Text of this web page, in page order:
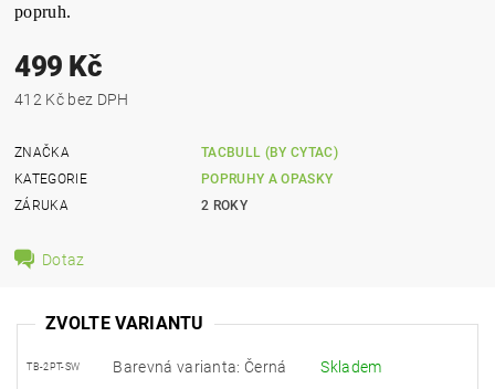
popruh.
499 Kč
412 Kč bez DPH
ZNAČKA
TACBULL (BY CYTAC)
KATEGORIE
POPRUHY A OPASKY
ZÁRUKA
2 ROKY
Dotaz
ZVOLTE VARIANTU
TB-2PT-SW Barevná varianta: Černá Skladem